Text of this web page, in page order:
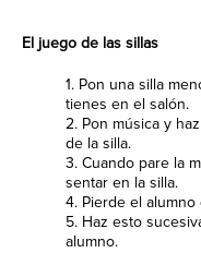
El juego de las sillas
1. Pon una silla
tienes en el salón.
2. Pon música y
de la silla.
3. Cuando pare la
sentar en la silla.
4. Pierde el
5. Haz esto
alumno.